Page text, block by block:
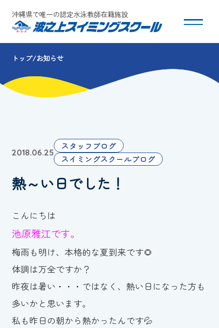
沖縄県で唯一の認定水泳教師在籍施設
スクールについて
コース・クラス紹介
団体会員募集
保護者の方へ
採用情報
お知らせ
カレンダー
波スイタイムズ
お問い合わせ
トップ お知らせ
2018.06.25
スタッフブログ
スイミングスクールブログ
熱～い日でした！
こんにちは
池原雅江です。
梅雨も明け、本格的な夏到来です🌻
体調は万全ですか？
昨夜は暑い・・・ではなく、熱い日になった方も
多いかと思います。
私も昨日の朝から熱かったんです💦